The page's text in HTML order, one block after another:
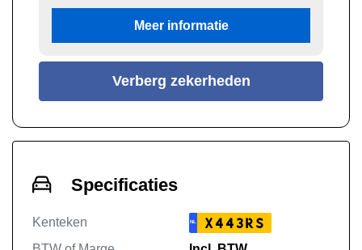
Meer informatie
Verberg zekerheden
Specificaties
Kenteken NL X443RS